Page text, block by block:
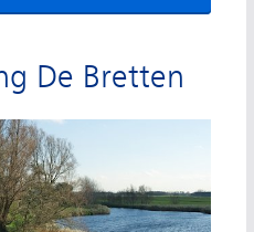
De Bretten